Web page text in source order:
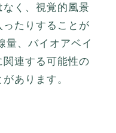
く、視覚的風景
たりすることが
量、バイオアベイ
連する可能性の
あります。